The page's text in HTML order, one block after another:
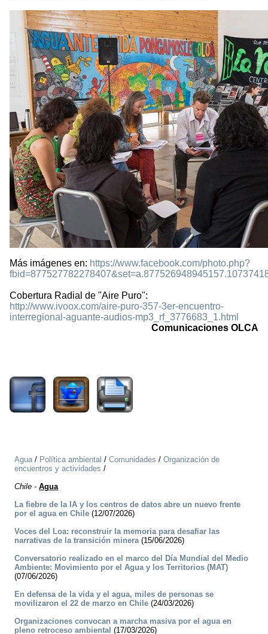
Más imágenes en: https://www.facebook.com/photo.php?
Cobertura Radial de "Aire Puro":
http://www.ivoox.com/aire-puro-357-3er-encuentro-
interregional-aguante-audios-mp3_rf_3776683_1.html
Comunicaciones OLCA
Agua/ Política ambiental / Comunidades / Organización de
encuentros y actividades /
Chile - Agua
La fiebre de la IA y los centros de datos abre un nuevo frente
por el agua en Chile (12/07/2026)
Voces del Loa: reconstruir la memoria para desafiar las
narrativas de la transición minera(15/06/2026)
Conversatorio realizado en el marco del Día Mundial del Medio
Ambiente: Movimiento por el Agua y los Territorios (MAT)
(07/06/2026)
En defensa de la vida y el agua, miles de personas se
movilizaron el 22 de marzo en Chile (24/03/2026)
Organizaciones convocan a marcha masiva por el agua en
pleno retroceso ambiental (17/03/2026)